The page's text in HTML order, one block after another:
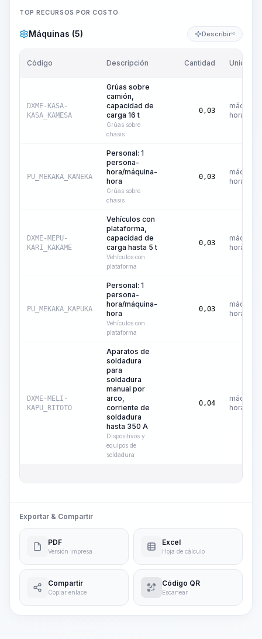
TOP RECURSOS POR COSTO
Máquinas (5) DescribirKI
Código Descripción Cantidad Unidad
DXME-KASA-
KASA_KAMESA
Grúas sobre
camión,
capacidad de
carga 16 t
Grúas sobre
chasis
0,03
máquina-
hora
PU_MEKAKA_KANEKA
Personal: 1
persona-
hora/máquina-
hora
Grúas sobre
chasis
0,03
máquina-
hora
DXME-MEPU-
KARI_KAKAME
Vehículos con
plataforma,
capacidad de
carga hasta 5 t
Vehículos con
plataforma
0,03
máquina-
hora
PU_MEKAKA_KAPUKA
Personal: 1
persona-
hora/máquina-
hora
Vehículos con
plataforma
0,03
máquina-
hora
DXME-MELI-
KAPU_RITOTO
Aparatos de
soldadura
para
soldadura
manual por
arco,
corriente de
soldadura
hasta 350 A
Dispositivos y
equipos de
soldadura
0,04
máquina-
hora
Exportar & Compartir
PDF
Versión impresa
Excel
Hoja de cálculo
Compartir
Copiar enlace
Código QR
Escanear